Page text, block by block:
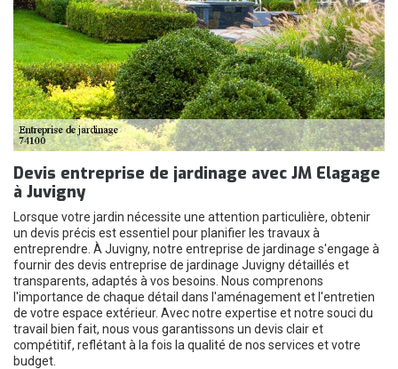
Devis entreprise de jardinage avec JM Elagage
à Juvigny
Lorsque votre jardin nécessite une attention particulière, obtenir
un devis précis est essentiel pour planifier les travaux à
entreprendre. À Juvigny, notre entreprise de jardinage s'engage à
fournir des devis entreprise de jardinage Juvigny détaillés et
transparents, adaptés à vos besoins. Nous comprenons
l'importance de chaque détail dans l'aménagement et l'entretien
de votre espace extérieur. Avec notre expertise et notre souci du
travail bien fait, nous vous garantissons un devis clair et
compétitif, reflétant à la fois la qualité de nos services et votre
budget.